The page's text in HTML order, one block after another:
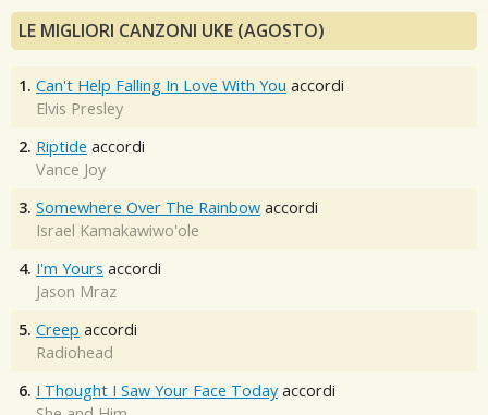
LE MIGLIORI CANZONI UKE (AGOSTO)
1. Can't Help Falling In Love With You accordi
Elvis Presley
2. Riptide accordi
Vance Joy
3. Somewhere Over The Rainbow accordi
Israel Kamakawiwo'ole
4. I'm Yours accordi
Jason Mraz
5. Creep accordi
Radiohead
6. I Thought I Saw Your Face Today accordi